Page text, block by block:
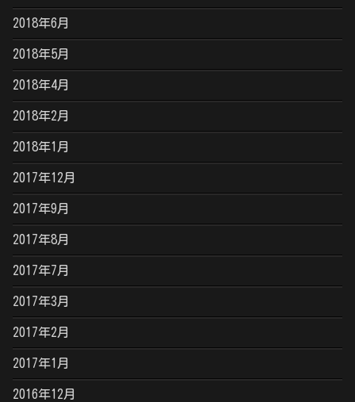
2018年6月
2018年5月
2018年4月
2018年2月
2018年1月
2017年12月
2017年9月
2017年8月
2017年7月
2017年3月
2017年2月
2017年1月
2016年12月